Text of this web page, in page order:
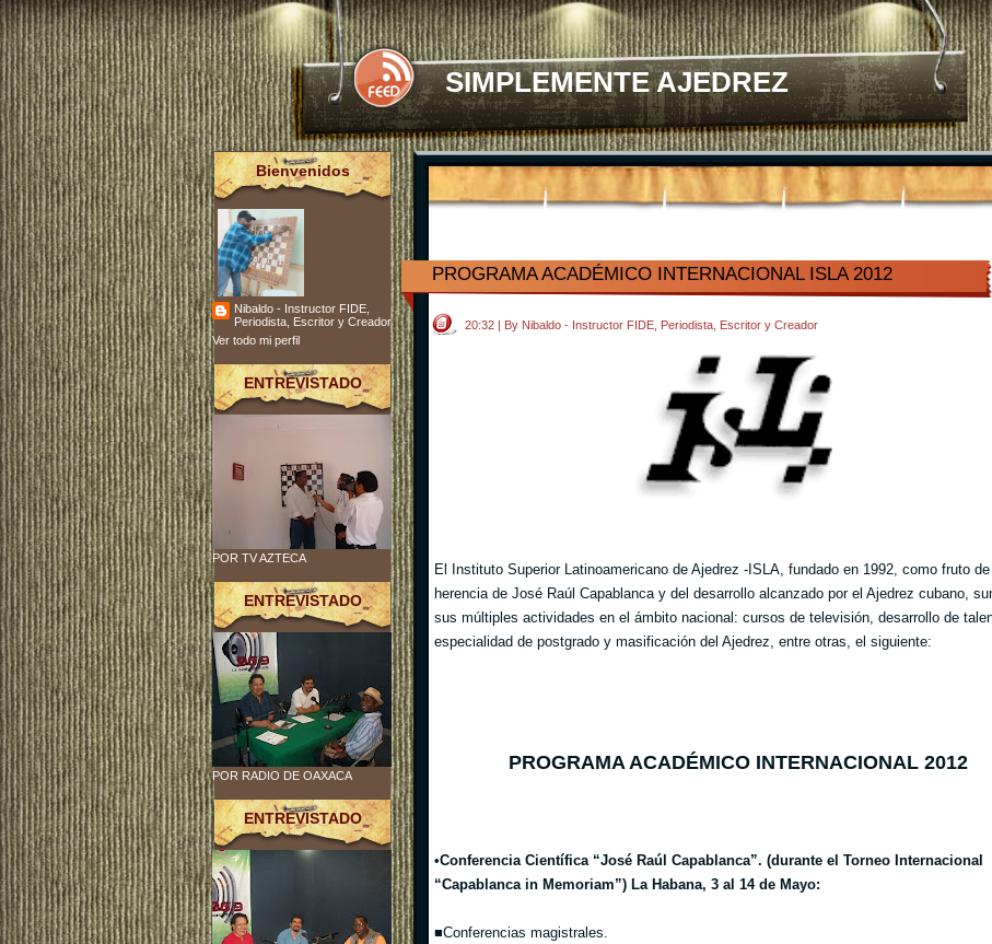
SIMPLEMENTE AJEDREZ
PROGRAMA ACADÉMICO INTERNACIONAL ISLA 2012
20:32 | By Nibaldo - Instructor FIDE, Periodista, Escritor y Creador
El Instituto Superior Latinoamericano de Ajedrez -ISLA, fundado en 1992, como fruto
herencia de José Raúl Capablanca y del desarrollo alcanzado por el Ajedrez cubano,
sus múltiples actividades en el ámbito nacional: cursos de televisión, desarrollo de
especialidad de postgrado y masificación del Ajedrez, entre otras, el siguiente:
PROGRAMA ACADÉMICO INTERNACIONAL 2012
•Conferencia Científica “José Raúl Capablanca”. (durante el Torneo Internacional
“Capablanca in Memoriam”) La Habana, 3 al 14 de Mayo:
■Conferencias magistrales.
Bienvenidos
Nibaldo - Instructor FIDE,
Periodista, Escritor y Creador
Ver todo mi perfil
ENTREVISTADO
POR TV AZTECA
ENTREVISTADO
POR RADIO DE OAXACA
ENTREVISTADO